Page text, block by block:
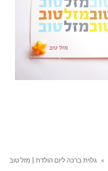
»
גלוית ברכה ליום הולדת | מזל טוב